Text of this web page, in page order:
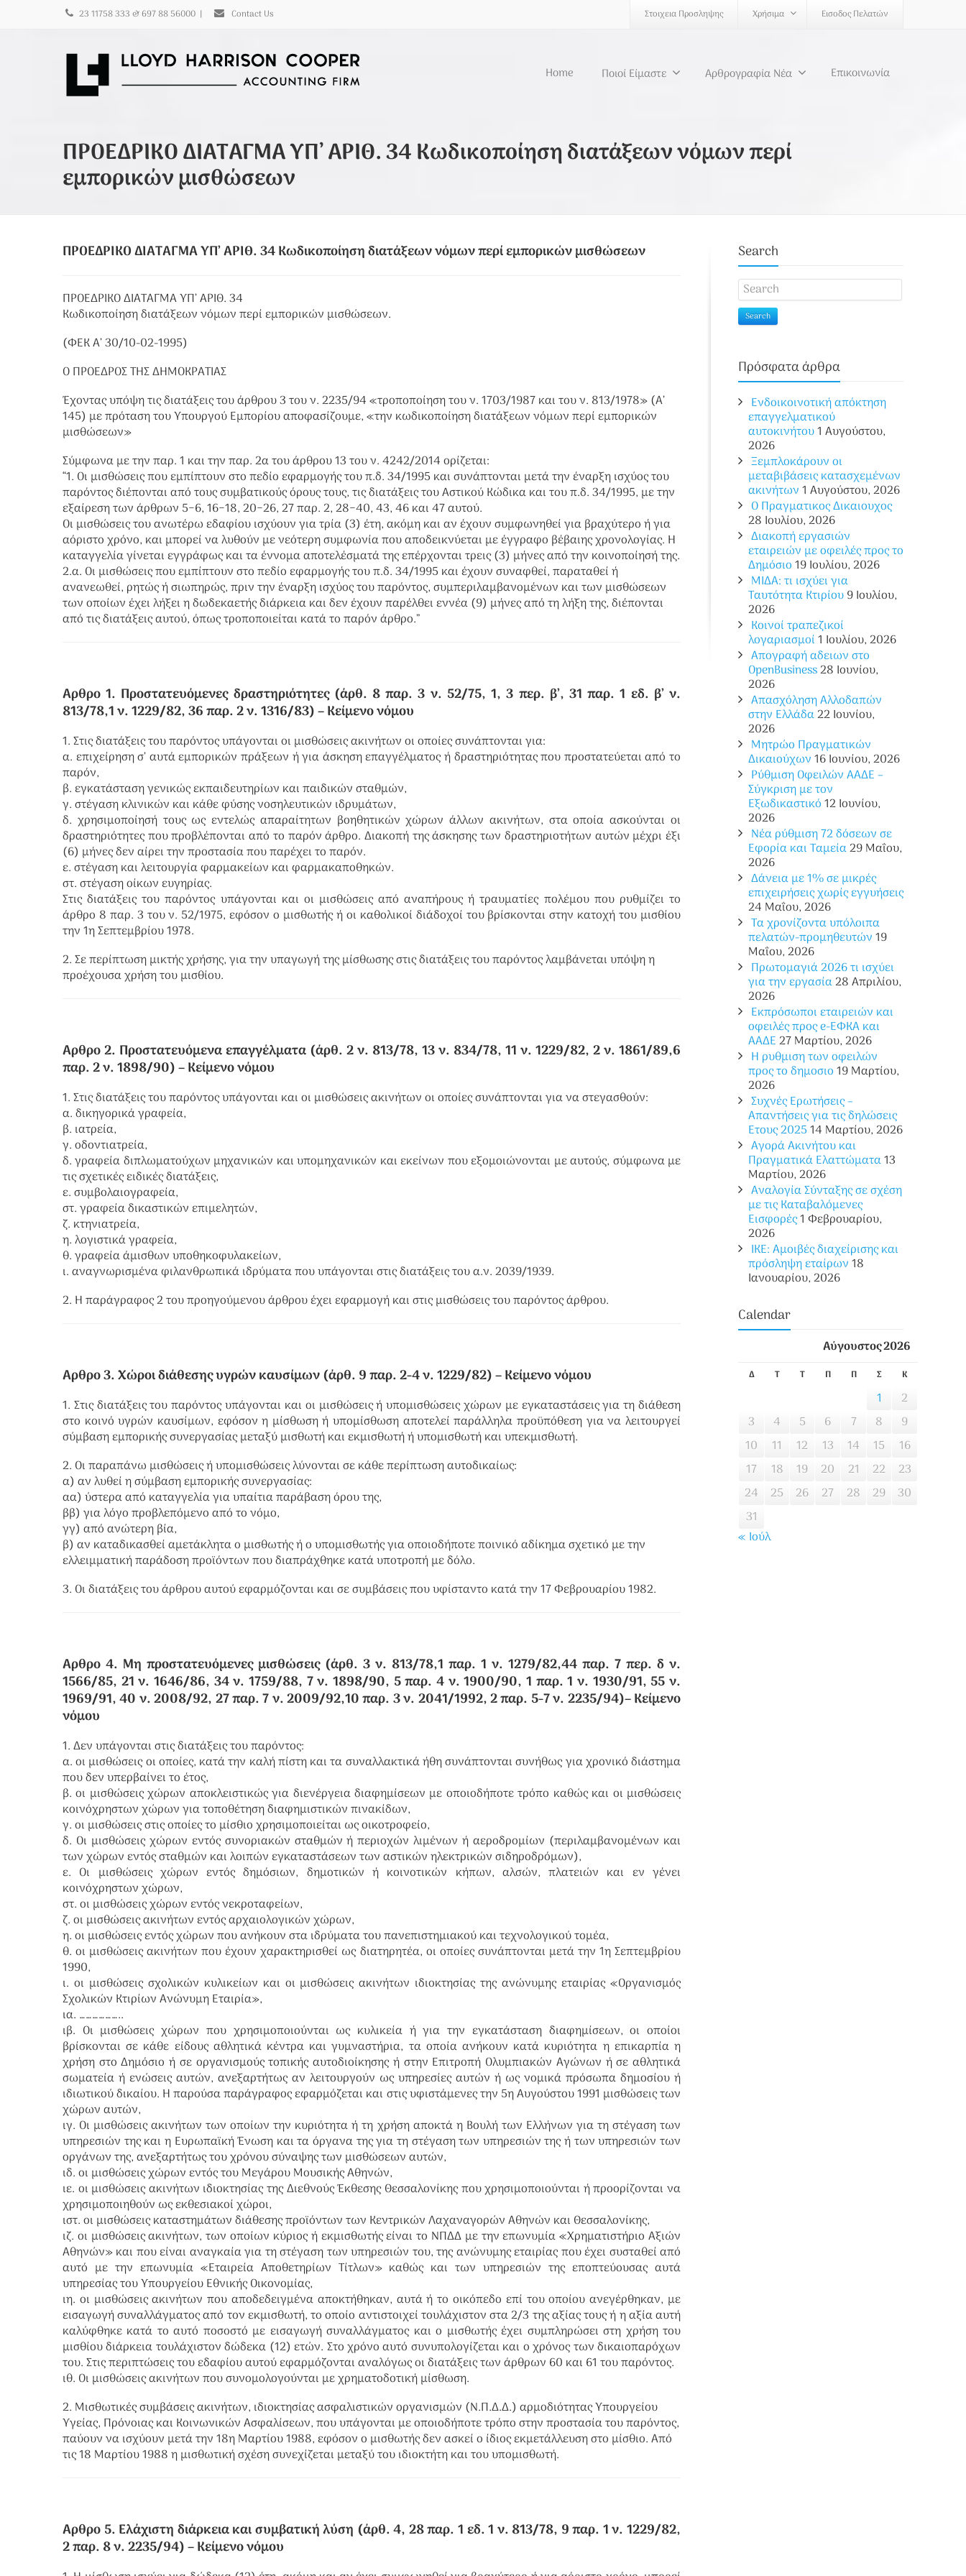
23 11758 333 & 697 88 56000 | Contact Us Στοιχεια Προσληψης Χρήσιμα Εισοδος Πελατών
Home Ποιοί Είμαστε Αρθρογραφία Νέα Επικοινωνία
ΠΡΟΕΔΡΙΚΟ ΔΙΑΤΑΓΜΑ ΥΠ’ ΑΡΙΘ. 34 Κωδικοποίηση διατάξεων νόμων περί
εμπορικών μισθώσεων
ΠΡΟΕΔΡΙΚΟ ΔΙΑΤΑΓΜΑ ΥΠ’ ΑΡΙΘ. 34 Κωδικοποίηση διατάξεων νόμων περί εμπορικών μισθώσεων
ΠΡΟΕΔΡΙΚΟ ΔΙΑΤΑΓΜΑ ΥΠ’ ΑΡΙΘ. 34
Κωδικοποίηση διατάξεων νόμων περί εμπορικών μισθώσεων.
(ΦΕΚ Α’ 30/10-02-1995)
Ο ΠΡΟΕΔΡΟΣ ΤΗΣ ΔΗΜΟΚΡΑΤΙΑΣ
Έχοντας υπόψη τις διατάξεις του άρθρου 3 του ν. 2235/94 «τροποποίηση του ν. 1703/1987 και του ν. 813/1978» (Α’
145) με πρόταση του Υπουργού Εμπορίου αποφασίζουμε, «την κωδικοποίηση διατάξεων νόμων περί εμπορικών
μισθώσεων»
Σύμφωνα με την παρ. 1 και την παρ. 2α του άρθρου 13 του ν. 4242/2014 ορίζεται:
“1. Οι μισθώσεις που εμπίπτουν στο πεδίο εφαρμογής του π.δ. 34/1995 και συνάπτονται μετά την έναρξη ισχύος του
παρόντος διέπονται από τους συμβατικούς όρους τους, τις διατάξεις του Αστικού Κώδικα και του π.δ. 34/1995, με την
εξαίρεση των άρθρων 5−6, 16−18, 20−26, 27 παρ. 2, 28−40, 43, 46 και 47 αυτού.
Οι μισθώσεις του ανωτέρω εδαφίου ισχύουν για τρία (3) έτη, ακόμη και αν έχουν συμφωνηθεί για βραχύτερο ή για
αόριστο χρόνο, και μπορεί να λυθούν με νεότερη συμφωνία που αποδεικνύεται με έγγραφο βέβαιης χρονολογίας. Η
καταγγελία γίνεται εγγράφως και τα έννομα αποτελέσματά της επέρχονται τρεις (3) μήνες από την κοινοποίησή της.
2.α. Οι μισθώσεις που εμπίπτουν στο πεδίο εφαρμογής του π.δ. 34/1995 και έχουν συναφθεί, παραταθεί ή
ανανεωθεί, ρητώς ή σιωπηρώς, πριν την έναρξη ισχύος του παρόντος, συμπεριλαμβανομένων και των μισθώσεων
των οποίων έχει λήξει η δωδεκαετής διάρκεια και δεν έχουν παρέλθει εννέα (9) μήνες από τη λήξη της, διέπονται
από τις διατάξεις αυτού, όπως τροποποιείται κατά το παρόν άρθρο.”
Αρθρο 1. Προστατευόμενες δραστηριότητες (άρθ. 8 παρ. 3 ν. 52/75, 1, 3 περ. β’, 31 παρ. 1 εδ. β’ ν.
813/78,1 ν. 1229/82, 36 παρ. 2 ν. 1316/83)– Κείμενο νόμου
1. Στις διατάξεις του παρόντος υπάγονται οι μισθώσεις ακινήτων οι οποίες συνάπτονται για:
α. επιχείρηση σ’ αυτά εμπορικών πράξεων ή για άσκηση επαγγέλματος ή δραστηριότητας που προστατεύεται από το
παρόν,
β. εγκατάσταση γενικώς εκπαιδευτηρίων και παιδικών σταθμών,
γ. στέγαση κλινικών και κάθε φύσης νοσηλευτικών ιδρυμάτων,
δ. χρησιμοποίησή τους ως εντελώς απαραίτητων βοηθητικών χώρων άλλων ακινήτων, στα οποία ασκούνται οι
δραστηριότητες που προβλέπονται από το παρόν άρθρο. Διακοπή της άσκησης των δραστηριοτήτων αυτών μέχρι έξι
(6) μήνες δεν αίρει την προστασία που παρέχει το παρόν.
ε. στέγαση και λειτουργία φαρμακείων και φαρμακαποθηκών.
στ. στέγαση οίκων ευγηρίας.
Στις διατάξεις του παρόντος υπάγονται και οι μισθώσεις από αναπήρους ή τραυματίες πολέμου που ρυθμίζει το
άρθρο 8 παρ. 3 του ν. 52/1975, εφόσον ο μισθωτής ή οι καθολικοί διάδοχοί του βρίσκονται στην κατοχή του μισθίου
την 1η Σεπτεμβρίου 1978.
2. Σε περίπτωση μικτής χρήσης, για την υπαγωγή της μίσθωσης στις διατάξεις του παρόντος λαμβάνεται υπόψη η
προέχουσα χρήση του μισθίου.
Αρθρο 2. Προστατευόμενα επαγγέλματα (άρθ. 2 ν. 813/78, 13 ν. 834/78, 11 ν. 1229/82, 2 ν. 1861/89,6
παρ. 2 ν. 1898/90)– Κείμενο νόμου
1. Στις διατάξεις του παρόντος υπάγονται και οι μισθώσεις ακινήτων οι οποίες συνάπτονται για να στεγασθούν:
α. δικηγορικά γραφεία,
β. ιατρεία,
γ. οδοντιατρεία,
δ. γραφεία διπλωματούχων μηχανικών και υπομηχανικών και εκείνων που εξομοιώνονται με αυτούς, σύμφωνα με
τις σχετικές ειδικές διατάξεις,
ε. συμβολαιογραφεία,
στ. γραφεία δικαστικών επιμελητών,
ζ. κτηνιατρεία,
η. λογιστικά γραφεία,
θ. γραφεία άμισθων υποθηκοφυλακείων,
ι. αναγνωρισμένα φιλανθρωπικά ιδρύματα που υπάγονται στις διατάξεις του α.ν. 2039/1939.
2. Η παράγραφος 2 του προηγούμενου άρθρου έχει εφαρμογή και στις μισθώσεις του παρόντος άρθρου.
Αρθρο 3. Χώροι διάθεσης υγρών καυσίμων (άρθ. 9 παρ. 2-4 ν. 1229/82)– Κείμενο νόμου
1. Στις διατάξεις του παρόντος υπάγονται και οι μισθώσεις ή υπομισθώσεις χώρων με εγκαταστάσεις για τη διάθεση
στο κοινό υγρών καυσίμων, εφόσον η μίσθωση ή υπομίσθωση αποτελεί παράλληλα προϋπόθεση για να λειτουργεί
σύμβαση εμπορικής συνεργασίας μεταξύ μισθωτή και εκμισθωτή ή υπομισθωτή και υπεκμισθωτή.
2. Οι παραπάνω μισθώσεις ή υπομισθώσεις λύνονται σε κάθε περίπτωση αυτοδικαίως:
α) αν λυθεί η σύμβαση εμπορικής συνεργασίας:
αα) ύστερα από καταγγελία για υπαίτια παράβαση όρου της,
ββ) για λόγο προβλεπόμενο από το νόμο,
γγ) από ανώτερη βία,
β) αν καταδικασθεί αμετάκλητα ο μισθωτής ή ο υπομισθωτής για οποιοδήποτε ποινικό αδίκημα σχετικό με την
ελλειμματική παράδοση προϊόντων που διαπράχθηκε κατά υποτροπή με δόλο.
3. Οι διατάξεις του άρθρου αυτού εφαρμόζονται και σε συμβάσεις που υφίσταντο κατά την 17 Φεβρουαρίου 1982.
Αρθρο 4. Μη προστατευόμενες μισθώσεις (άρθ. 3 ν. 813/78,1 παρ. 1 ν. 1279/82,44 παρ. 7 περ. δ ν.
1566/85, 21 ν. 1646/86, 34 ν. 1759/88, 7 ν. 1898/90, 5 παρ. 4 ν. 1900/90, 1 παρ. 1 ν. 1930/91, 55 ν.
1969/91, 40 ν. 2008/92, 27 παρ. 7 ν. 2009/92,10 παρ. 3 ν. 2041/1992, 2 παρ. 5-7 ν. 2235/94)– Κείμενο
νόμου
1. Δεν υπάγονται στις διατάξεις του παρόντος:
α. οι μισθώσεις οι οποίες, κατά την καλή πίστη και τα συναλλακτικά ήθη συνάπτονται συνήθως για χρονικό διάστημα
που δεν υπερβαίνει το έτος,
β. οι μισθώσεις χώρων αποκλειστικώς για διενέργεια διαφημίσεων με οποιοδήποτε τρόπο καθώς και οι μισθώσεις
κοινόχρηστων χώρων για τοποθέτηση διαφημιστικών πινακίδων,
γ. οι μισθώσεις στις οποίες το μίσθιο χρησιμοποιείται ως οικοτροφείο,
δ. Οι μισθώσεις χώρων εντός συνοριακών σταθμών ή περιοχών λιμένων ή αεροδρομίων (περιλαμβανομένων και
των χώρων εντός σταθμών και λοιπών εγκαταστάσεων των αστικών ηλεκτρικών σιδηροδρόμων),
ε. Οι μισθώσεις χώρων εντός δημόσιων, δημοτικών ή κοινοτικών κήπων, αλσών, πλατειών και εν γένει
κοινόχρηστων χώρων,
στ. οι μισθώσεις χώρων εντός νεκροταφείων,
ζ. οι μισθώσεις ακινήτων εντός αρχαιολογικών χώρων,
η. οι μισθώσεις εντός χώρων που ανήκουν στα ιδρύματα του πανεπιστημιακού και τεχνολογικού τομέα,
θ. οι μισθώσεις ακινήτων που έχουν χαρακτηρισθεί ως διατηρητέα, οι οποίες συνάπτονται μετά την 1η Σεπτεμβρίου
1990,
ι. οι μισθώσεις σχολικών κυλικείων και οι μισθώσεις ακινήτων ιδιοκτησίας της ανώνυμης εταιρίας «Οργανισμός
Σχολικών Κτιρίων Ανώνυμη Εταιρία»,
ια. ………………..
ιβ. Οι μισθώσεις χώρων που χρησιμοποιούνται ως κυλικεία ή για την εγκατάσταση διαφημίσεων, οι οποίοι
βρίσκονται σε κάθε είδους αθλητικά κέντρα και γυμναστήρια, τα οποία ανήκουν κατά κυριότητα η επικαρπία η
χρήση στο Δημόσιο ή σε οργανισμούς τοπικής αυτοδιοίκησης ή στην Επιτροπή Ολυμπιακών Αγώνων ή σε αθλητικά
σωματεία ή ενώσεις αυτών, ανεξαρτήτως αν λειτουργούν ως υπηρεσίες αυτών ή ως νομικά πρόσωπα δημοσίου ή
ιδιωτικού δικαίου. Η παρούσα παράγραφος εφαρμόζεται και στις υφιστάμενες την 5η Αυγούστου 1991 μισθώσεις των
χώρων αυτών,
ιγ. Οι μισθώσεις ακινήτων των οποίων την κυριότητα ή τη χρήση αποκτά η Βουλή των Ελλήνων για τη στέγαση των
υπηρεσιών της και η Ευρωπαϊκή Ένωση και τα όργανα της για τη στέγαση των υπηρεσιών της ή των υπηρεσιών των
οργάνων της, ανεξαρτήτως του χρόνου σύναψης των μισθώσεων αυτών,
ιδ. οι μισθώσεις χώρων εντός του Μεγάρου Μουσικής Αθηνών,
ιε. οι μισθώσεις ακινήτων ιδιοκτησίας της Διεθνούς Έκθεσης Θεσσαλονίκης που χρησιμοποιούνται ή προορίζονται να
χρησιμοποιηθούν ως εκθεσιακοί χώροι,
ιστ. οι μισθώσεις καταστημάτων διάθεσης προϊόντων των Κεντρικών Λαχαναγορών Αθηνών και Θεσσαλονίκης,
ιζ. οι μισθώσεις ακινήτων, των οποίων κύριος ή εκμισθωτής είναι το ΝΠΔΔ με την επωνυμία «Χρηματιστήριο Αξιών
Αθηνών» και που είναι αναγκαία για τη στέγαση των υπηρεσιών του, της ανώνυμης εταιρίας που έχει συσταθεί από
αυτό με την επωνυμία «Εταιρεία Αποθετηρίων Τίτλων» καθώς και των υπηρεσιών της εποπτεύουσας αυτά
υπηρεσίας του Υπουργείου Εθνικής Οικονομίας,
ιη. οι μισθώσεις ακινήτων που αποδεδειγμένα αποκτήθηκαν, αυτά ή το οικόπεδο επί του οποίου ανεγέρθηκαν, με
εισαγωγή συναλλάγματος από τον εκμισθωτή, το οποίο αντιστοιχεί τουλάχιστον στα 2/3 της αξίας τους ή η αξία αυτή
καλύφθηκε κατά το αυτό ποσοστό με εισαγωγή συναλλάγματος και ο μισθωτής έχει συμπληρώσει στη χρήση του
μισθίου διάρκεια τουλάχιστον δώδεκα (12) ετών. Στο χρόνο αυτό συνυπολογίζεται και ο χρόνος των δικαιοπαρόχων
του. Στις περιπτώσεις του εδαφίου αυτού εφαρμόζονται αναλόγως οι διατάξεις των άρθρων 60 και 61 του παρόντος.
ιθ. Οι μισθώσεις ακινήτων που συνομολογούνται με χρηματοδοτική μίσθωση.
2. Μισθωτικές συμβάσεις ακινήτων, ιδιοκτησίας ασφαλιστικών οργανισμών (Ν.Π.Δ.Δ.) αρμοδιότητας Υπουργείου
Υγείας, Πρόνοιας και Κοινωνικών Ασφαλίσεων, που υπάγονται με οποιοδήποτε τρόπο στην προστασία του παρόντος,
παύουν να ισχύουν μετά την 18η Μαρτίου 1988, εφόσον ο μισθωτής δεν ασκεί ο ίδιος εκμετάλλευση στο μίσθιο. Από
τις 18 Μαρτίου 1988 η μισθωτική σχέση συνεχίζεται μεταξύ του ιδιοκτήτη και του υπομισθωτή.
Αρθρο 5. Ελάχιστη διάρκεια και συμβατική λύση (άρθ. 4, 28 παρ. 1 εδ. 1 ν. 813/78, 9 παρ. 1 ν. 1229/82,
2 παρ. 8 ν. 2235/94)– Κείμενο νόμου
Search
Search
Πρόσφατα άρθρα
Ενδοικοινοτική απόκτηση
επαγγελματικού
αυτοκινήτου1 Αυγούστου,
2026
Ξεμπλοκάρουν οι
μεταβιβάσεις κατασχεμένων
ακινήτων1 Αυγούστου, 2026
O Πραγματικος Δικαιουχος
28 Ιουλίου, 2026
Διακοπή εργασιών
εταιρειών με οφειλές προς το
Δημόσιο19 Ιουλίου, 2026
ΜΙΔΑ: τι ισχύει για
Ταυτότητα Κτιρίου9 Ιουλίου,
2026
Κοινοί τραπεζικοί
λογαριασμοί1 Ιουλίου, 2026
Απογραφή αδειων στο
OpenBusiness28 Ιουνίου,
2026
Απασχόληση Αλλοδαπών
στην Ελλάδα22 Ιουνίου,
2026
Μητρώο Πραγματικών
Δικαιούχων16 Ιουνίου, 2026
Ρύθμιση Οφειλών ΑΑΔΕ –
Σύγκριση με τον
Εξωδικαστικό12 Ιουνίου,
2026
Νέα ρύθμιση 72 δόσεων σε
Eφορία και Ταμεία29 Μαΐου,
2026
Δάνεια με 1% σε μικρές
επιχειρήσεις χωρίς εγγυήσεις
24 Μαΐου, 2026
Τα χρονίζοντα υπόλοιπα
πελατών-προμηθευτών19
Μαΐου, 2026
Πρωτομαγιά 2026 τι ισχύει
για την εργασία28 Απριλίου,
2026
Εκπρόσωποι εταιρειών και
οφειλές προς e-ΕΦΚΑ και
ΑΑΔΕ27 Μαρτίου, 2026
Η ρυθμιση των οφειλών
προς το δημοσιο19 Μαρτίου,
2026
Συχνές Ερωτήσεις –
Απαντήσεις για τις δηλώσεις
Ετους 202514 Μαρτίου, 2026
Αγορά Ακινήτου και
Πραγματικά Ελαττώματα13
Μαρτίου, 2026
Αναλογία Σύνταξης σε σχέση
με τις Καταβαλόμενες
Εισφορές1 Φεβρουαρίου,
2026
ΙΚΕ: Αμοιβές διαχείρισης και
πρόσληψη εταίρων18
Ιανουαρίου, 2026
Calendar
Αύγουστος 2026
Δ Τ Τ Π Π Σ Κ
1
2
3
4 5 6 7 8
9
10
11 12 13 14 15
16
17
18 19 20 21 22
23
24
25 26 27 28 29
30
31
« Ιούλ